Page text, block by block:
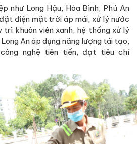
như Long Hậu, Hòa Bình, Phú An
điện mặt trời áp mái, xử lý nước
trì khuôn viên xanh, hệ thống xử lý
An áp dụng năng lượng tái tạo,
nghệ tiên tiến, đạt tiêu chí